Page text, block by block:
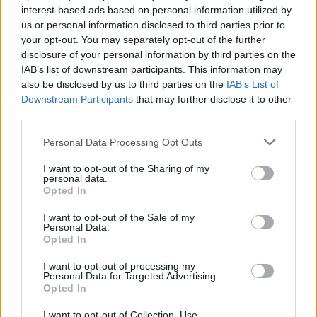
interest-based ads based on personal information utilized by
us or personal information disclosed to third parties prior to
your opt-out. You may separately opt-out of the further
disclosure of your personal information by third parties on the
IAB’s list of downstream participants. This information may
also be disclosed by us to third parties on the IAB’s List of
Downstream Participants that may further disclose it to other
Personal Data Processing Opt Outs
I want to opt-out of the Sharing of my
personal data.
Opted In
I want to opt-out of the Sale of my
Personal Data.
Opted In
I want to opt-out of processing my
Personal Data for Targeted Advertising.
Opted In
jāatceras, ka antibiotikas ir pēdējais līdzeklis, ko
izmantot, un lēmums par to ir nopietni jāapsver
kopā ar ārstu.
Atkal slims!
Interesanti, ka visā pasaulē bērnu saslimšana ar
atgriežas skolā vai bērnudārzā pēc ilgāka brīvlaika.
Atgriešanās mācību vidē bērniem ir ne tikai prieks,
bet arī stress, kas arī ietekmē imunitāti. Turklāt
pazemināšanos un laikapstākļu pasliktināšos, kas
veicina vīrusu izplatību.
Jo mazāks bērnudārznieks, jo biežāk slimos,